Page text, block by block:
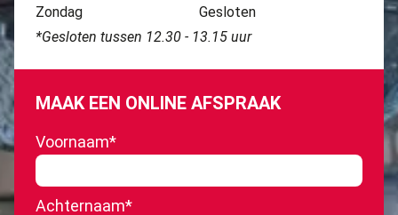
Zondag
Gesloten
*Gesloten tussen 12.30 - 13.15 uur
MAAK EEN ONLINE AFSPRAAK
Voornaam*
Achternaam*